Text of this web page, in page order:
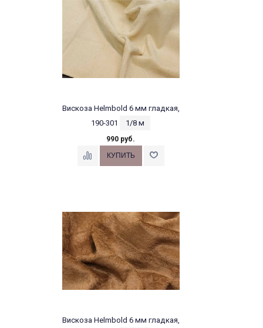
Вискоза Helmbold 6 мм гладкая,
190-301
1/8 м
990 руб.
Вискоза Helmbold 6 мм гладкая,